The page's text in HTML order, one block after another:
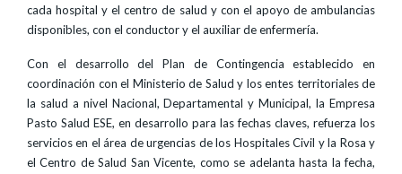
cada hospital y el centro de salud y con el apoyo de ambulancias
disponibles, con el conductor y el auxiliar de enfermería.
Con el desarrollo del Plan de Contingencia establecido en
coordinación con el Ministerio de Salud y los entes territoriales de
la salud a nivel Nacional, Departamental y Municipal, la Empresa
Pasto Salud ESE, en desarrollo para las fechas claves, refuerza los
servicios en el área de urgencias de los Hospitales Civil y la Rosa y
el Centro de Salud San Vicente, como se adelanta hasta la fecha,